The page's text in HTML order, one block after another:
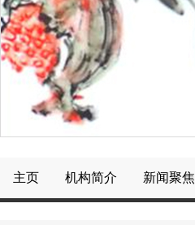
主页 机构简介 新闻聚焦